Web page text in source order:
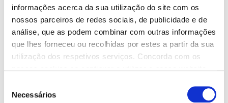
informações acerca da sua utilização do site com os
nossos parceiros de redes sociais, de publicidade e de
análise, que as podem combinar com outras informações
que lhes forneceu ou recolhidas por estes a partir da sua
utilização dos respetivos serviços. Concorda com os
Necessários